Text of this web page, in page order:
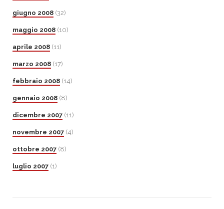
giugno 2008 (32)
maggio 2008 (10)
aprile 2008 (11)
marzo 2008 (17)
febbraio 2008 (14)
gennaio 2008 (8)
dicembre 2007 (11)
novembre 2007 (4)
ottobre 2007 (8)
luglio 2007 (1)